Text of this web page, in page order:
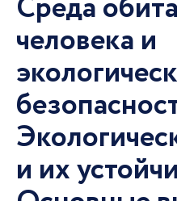
человека и
и их